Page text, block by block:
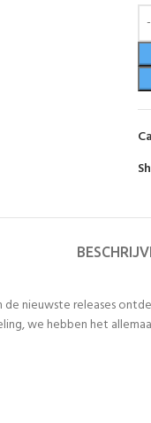
nieuwste releases
we hebben het